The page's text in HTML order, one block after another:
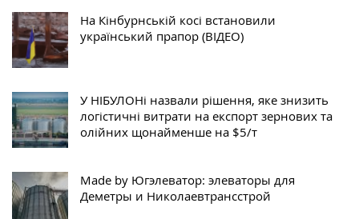
На Кінбурнській косі встановили
український прапор (ВІДЕО)
У НІБУЛОНі назвали рішення, яке знизить
логістичні витрати на експорт зернових та
олійних щонайменше на $5/т
Made by Югэлеватор: элеваторы для
Деметры и Николаевтрансстрой